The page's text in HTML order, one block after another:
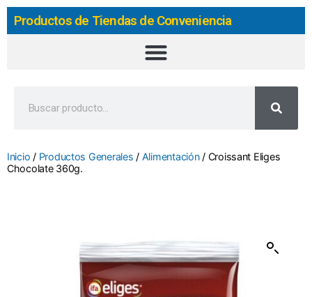
Productos de Tiendas de Conveniencia
Inicio / Productos Generales / Alimentación/ Croissant Eliges
Chocolate 360g.